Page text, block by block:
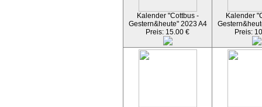
Kalender "Cottbus -
Gestern&heute" 2023 A4
Preis: 15.00 €
Kalender
Preis: